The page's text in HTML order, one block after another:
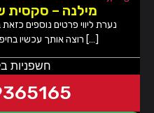
מילנה – סקסית
נערת ליווי פרטים נוספים
רוצה אותך עכשיו בחיפה מעניקה שירותי ליווי באזורים הבאים […]
חשפניות